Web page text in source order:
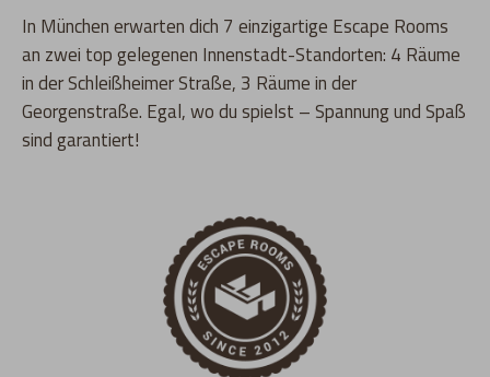
In München erwarten dich 7 einzigartige Escape Rooms
an zwei top gelegenen Innenstadt-Standorten: 4 Räume
in der Schleißheimer Straße, 3 Räume in der
Georgenstraße. Egal, wo du spielst – Spannung und Spaß
sind garantiert!